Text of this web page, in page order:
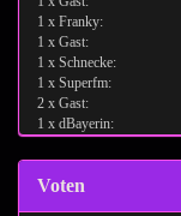
1 x Franky:
1 x Gast:
1 x Schnecke:
1 x Superfm:
2 x Gast:
1 x dBayerin:
Voten